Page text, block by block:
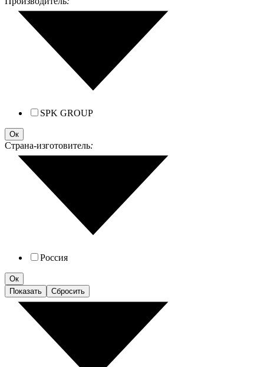
SPK GROUP
Ок
Страна-изготовитель:
Россия
Ок
Показать
Сбросить